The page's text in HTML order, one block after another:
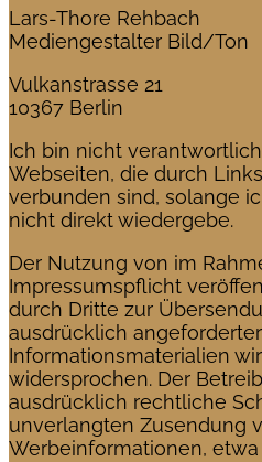
Lars-Thore Rehbach
Mediengestalter Bild/Ton
Vulkanstrasse 21
10367 Berlin
Ich bin nicht
Webseiten, die durch
verbunden sind, solange
nicht direkt wiedergebe.
Der Nutzung von im
Impressumspflicht
durch Dritte zur
ausdrücklich
Informationsmaterialien
widersprochen. Der
ausdrücklich rechtliche
unverlangten Zusendung
Werbeinformationen,